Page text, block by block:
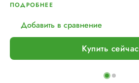
ПОДРОБНЕЕ
Добавить в сравнение
Купить сейчас